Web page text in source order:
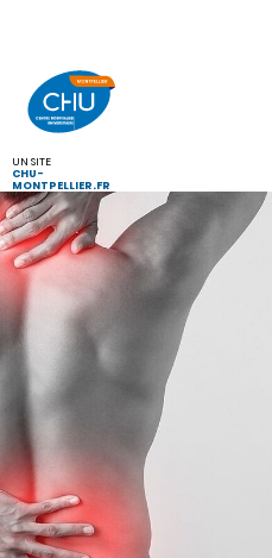
UN SITE
CHU-
MONTPELLIER.FR